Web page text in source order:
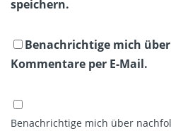
speichern.
Benachrichtige mich
Kommentare per E-Mail.
Benachrichtige mich über